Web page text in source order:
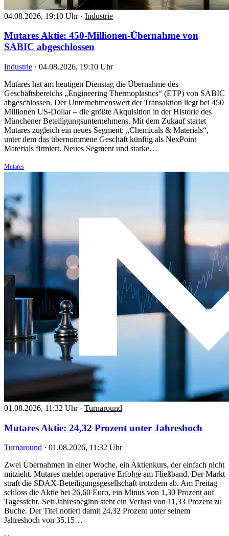
04.08.2026, 19:10 Uhr · Industrie
Mutares Aktie: 450-Millionen-Übernahme von
SABIC abgeschlossen
Industrie · 04.08.2026, 19:10 Uhr
Mutares hat am heutigen Dienstag die Übernahme des
Geschäftsbereichs „Engineering Thermoplastics“ (ETP) von SABIC
abgeschlossen. Der Unternehmenswert der Transaktion liegt bei 450
Millionen US-Dollar – die größte Akquisition in der Historie des
Münchener Beteiligungsunternehmens. Mit dem Zukauf startet
Mutares zugleich ein neues Segment: „Chemicals & Materials“,
unter dem das übernommene Geschäft künftig als NexPoint
Materials firmiert. Neues Segment und starke…
Mutares
01.08.2026, 11:32 Uhr · Turnaround
Mutares Aktie: 24,32 Prozent unter Jahreshoch
Turnaround · 01.08.2026, 11:32 Uhr
Zwei Übernahmen in einer Woche, ein Aktienkurs, der einfach nicht
mitzieht. Mutares meldet operative Erfolge am Fließband. Der Markt
straft die SDAX-Beteiligungsgesellschaft trotzdem ab. Am Freitag
schloss die Aktie bei 26,60 Euro, ein Minus von 1,30 Prozent auf
Tagessicht. Seit Jahresbeginn steht ein Verlust von 11,33 Prozent zu
Buche. Der Titel notiert damit 24,32 Prozent unter seinem
Jahreshoch von 35,15…